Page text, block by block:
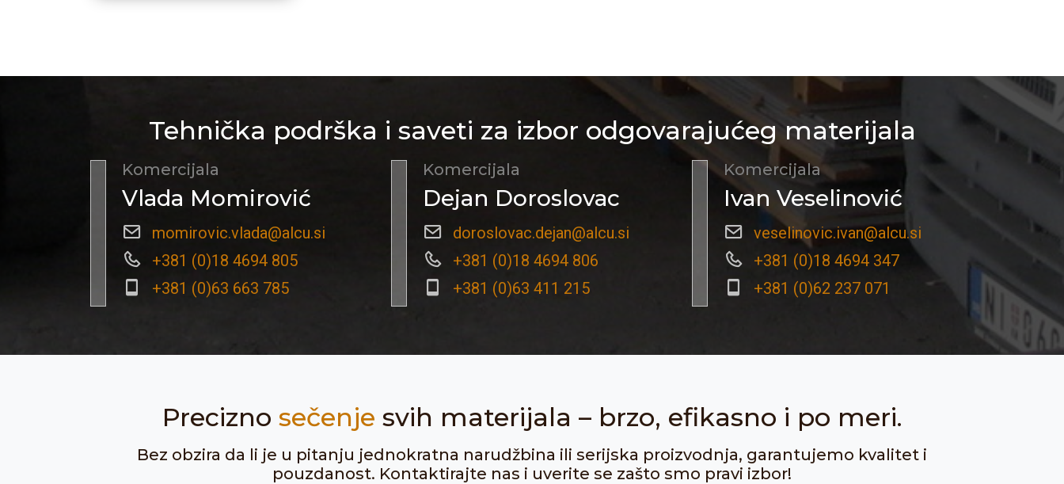
Tehnička podrška i saveti za izbor odgovarajućeg materijala
Komercijala
Vlada Momirović
momirovic.vlada@alcu.si
+381 (0)18 4694 805
+381 (0)63 663 785
Komercijala
Dejan Doroslovac
doroslovac.dejan@alcu.si
+381 (0)18 4694 806
+381 (0)63 411 215
Komercijala
Ivan Veselinović
veselinovic.ivan@alcu.si
+381 (0)18 4694 347
+381 (0)62 237 071
Precizno sečenje svih materijala – brzo, efikasno i po meri.
Bez obzira da li je u pitanju jednokratna narudžbina ili serijska proizvodnja, garantujemo kvalitet i
pouzdanost. Kontaktirajte nas i uverite se zašto smo pravi izbor!